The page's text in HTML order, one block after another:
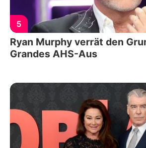
5
Ryan Murphy verrät den
Grandes AHS-Aus